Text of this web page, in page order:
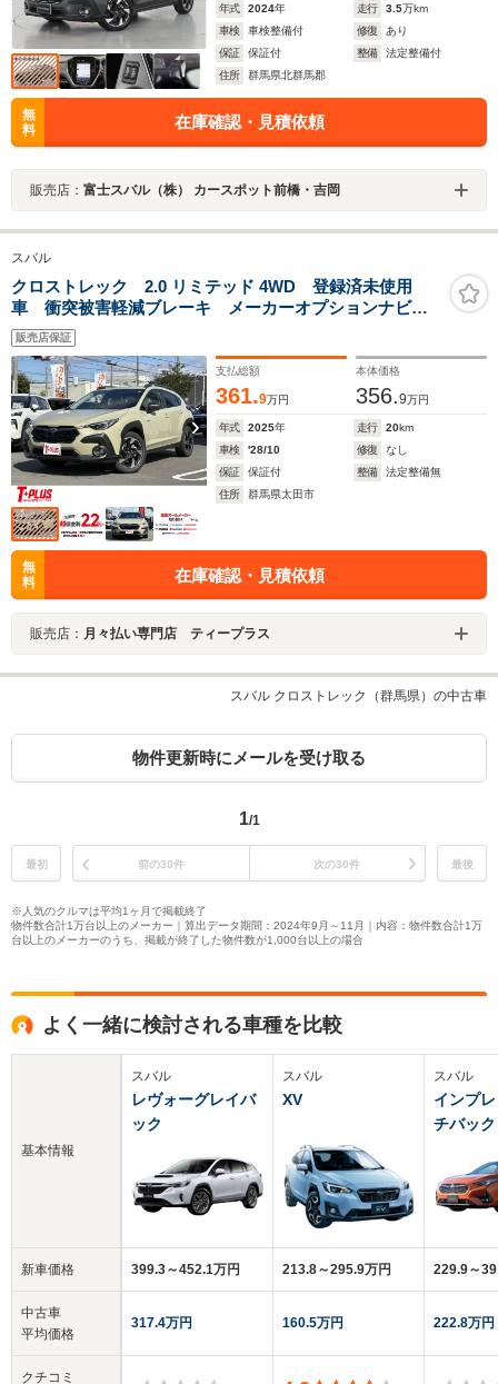
年式 2024年 走行 3.5万km
車検
車検整備付 修復
あり
保証
保証付 整備
法定整備付
住所
群馬県北群馬郡
無
料
在庫確認・見積依頼
販売店： 富士スバル（株） カースポット前橋・吉岡
スバル
クロストレック 2.0 リミテッド 4WD 登録済未使用
車 衝突被害軽減ブレーキ メーカーオプションナビ機
能搭載 ルーフレール
販売店保証
支払総額
361.9万円
本体価格
356.9万円
年式 2025年 走行 20km
車検
'28/10 修復
なし
保証
保証付 整備
法定整備無
住所
群馬県太田市
無
料
在庫確認・見積依頼
販売店： 月々払い専門店 ティープラス
スバル クロストレック（群馬県）の中古車
物件更新時にメールを受け取る
1/1
最初 前の30件 次の30件 最後
※人気のクルマは平均1ヶ月で掲載終了
物件数合計1万台以上のメーカー｜算出データ期間：2024年9月～11月｜内容：物件数合計1万
台以上のメーカーのうち、掲載が終了した物件数が1,000台以上の場合
よく一緒に検討される車種を比較
基本情報
新車価格
中古車
平均価格
クチコミ
スバル
レヴォーグレイバ
ック
399.3～452.1万円
317.4万円
スバル
XV
213.8～295.9万円
160.5万円
スバル
インプ
チバック
229.9～
222.8万円